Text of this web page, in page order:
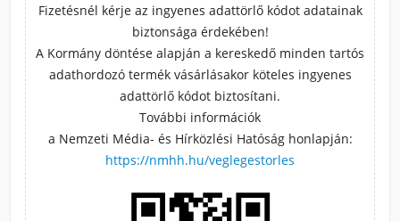
Fizetésnél kérje az ingyenes adattörlő kódot adatainak
biztonsága érdekében!
A Kormány döntése alapján a kereskedő minden tartós
adathordozó termék vásárlásakor köteles ingyenes
adattörlő kódot biztosítani.
További információk
a Nemzeti Média- és Hírközlési Hatóság honlapján:
https://nmhh.hu/veglegestorles